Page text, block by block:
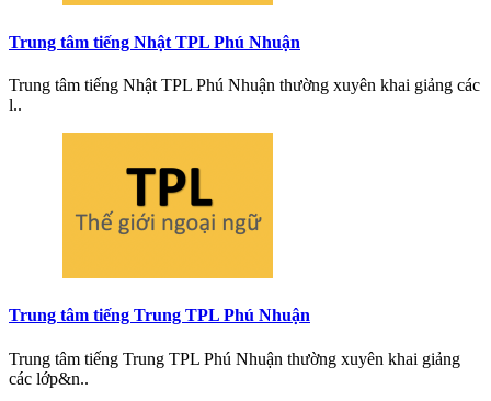
Trung tâm tiếng Nhật TPL Phú Nhuận
Trung tâm tiếng Nhật TPL Phú Nhuận thường xuyên khai giảng các
l..
Trung tâm tiếng Trung TPL Phú Nhuận
Trung tâm tiếng Trung TPL Phú Nhuận thường xuyên khai giảng
các lớp&n..